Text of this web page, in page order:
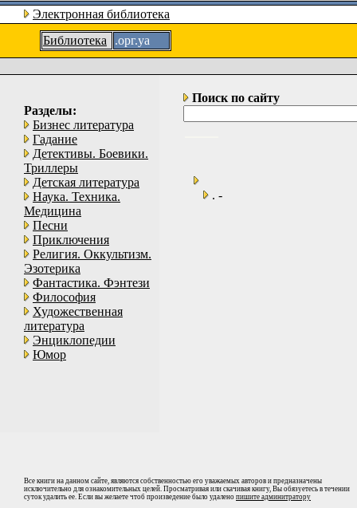
Электронная библиотека
Библиотека
.орг.уа
Разделы:
Бизнес литература
Гадание
Детективы. Боевики.
Триллеры
Детская литература
Наука. Техника.
Медицина
Песни
Приключения
Религия. Оккультизм.
Эзотерика
Фантастика. Фэнтези
Философия
Художественная
литература
Энциклопедии
Юмор
Поиск по сайту
. -
Все книги на данном сайте, являются собственностью его уважаемых авторов и предназначены
исключительно для ознакомительных целей. Просматривая или скачивая книгу, Вы обязуетесь в течении
суток удалить ее. Если вы желаете чтоб произведение было удалено пишите админитратору